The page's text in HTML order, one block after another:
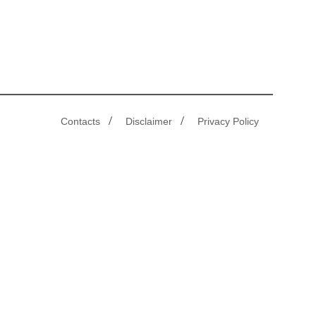
Contacts / Disclaimer / Privacy Policy